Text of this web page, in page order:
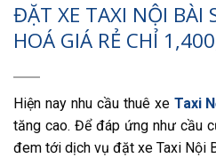
ĐẶT XE TAXI NỘI BÀI
HOÁ GIÁ RẺ CHỈ
Hiện nay nhu cầu thuê xe Taxi
tăng cao. Để đáp ứng như cầu
đem tới dịch vụ đặt xe Taxi Nội